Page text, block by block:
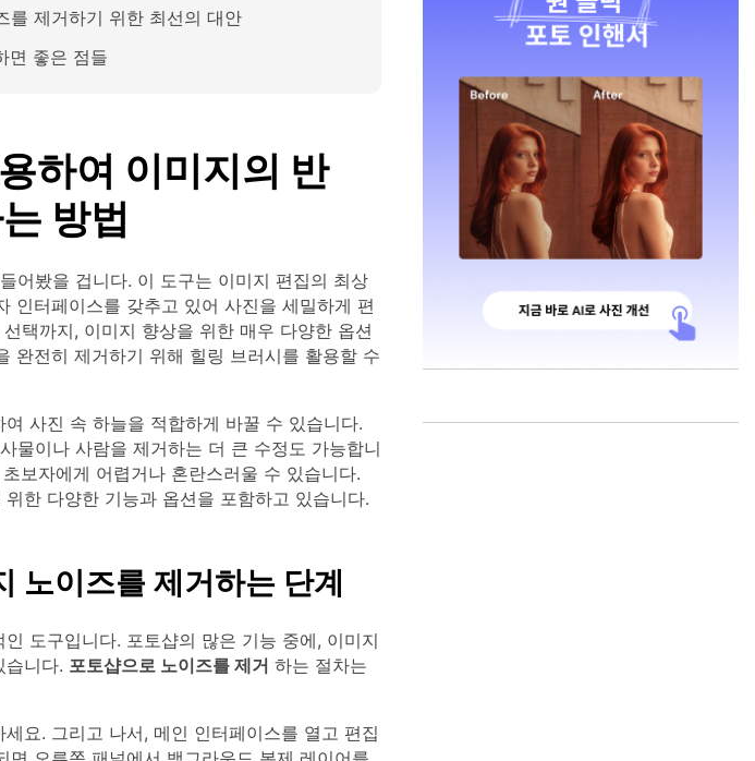
를 제거하기 위한 최선의 대안
면 좋은 점들
하여 이미지의 반
방법
어봤을 겁니다. 이 도구는 이미지 편집의 최상
인터페이스를 갖추고 있어 사진을 세밀하게 편
택까지, 이미지 향상을 위한 매우 다양한 옵션
완전히 제거하기 위해 힐링 브러시를 활용할 수
사진 속 하늘을 적합하게 바꿀 수 있습니다.
물이나 사람을 제거하는 더 큰 수정도 가능합니
보자에게 어렵거나 혼란스러울 수 있습니다.
한 다양한 기능과 옵션을 포함하고 있습니다.
노이즈를 제거하는 단계
도구입니다. 포토샵의 많은 기능 중에, 이미지
습니다. 포토샵으로 노이즈를 제거 하는 절차는
요. 그리고 나서, 메인 인터페이스를 열고 편집